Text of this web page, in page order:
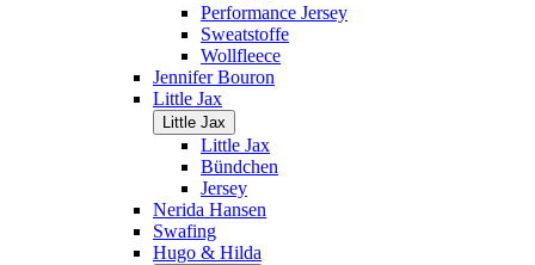
Performance Jersey
Sweatstoffe
Wollfleece
Jennifer Bouron
Little Jax
Little Jax
Little Jax
Bündchen
Jersey
Nerida Hansen
Swafing
Hugo & Hilda